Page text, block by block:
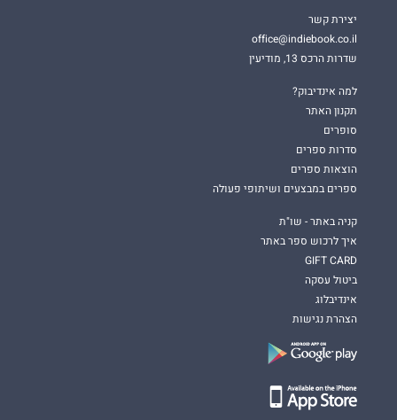
יצירת קשר
office@indiebook.co.il
שדרות הרכס 13, מודיעין
למה אינדיבוק?
תקנון האתר
סופרים
סדרות ספרים
הוצאות ספרים
ספרים במבצעים ושיתופי פעולה
קניה באתר - שו"ת
איך לרכוש ספר באתר
GIFT CARD
ביטול עסקה
אינדיבלוג
הצהרת נגישות